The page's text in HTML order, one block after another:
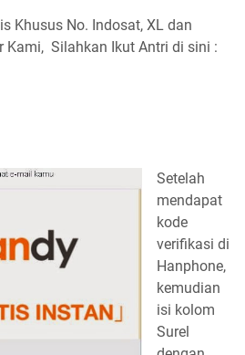
Khusus No. Indosat, XL dan
Kami, Silahkan Ikut Antri di sini :
Setelah
mendapat
kode
verifikasi di
Hanphone,
kemudian
isi kolom
Surel